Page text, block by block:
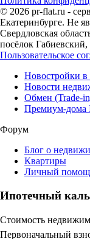
© 2026 pr-flat.ru -
Екатеринбурге. Не
Свердловская
посёлок Габиевский,
Пользовательское
Новостройки в
Новости
Обмен (Trade-
Премиум-дома
Форум
Блог о
Квартиры
Личный
Ипотечный
Стоимость
Первоначальный